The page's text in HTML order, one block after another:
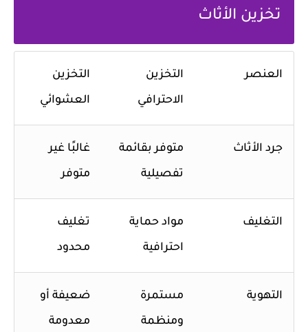
تخزين الأثاث
العنصر التخزين
الاحترافي
التخزين
العشوائي
جرد الأثاث متوفر بقائمة
تفصيلية
غالبًا غير
متوفر
التغليف مواد حماية
احترافية
تغليف
محدود
التهوية مستمرة
ومنظمة
ضعيفة أو
معدومة